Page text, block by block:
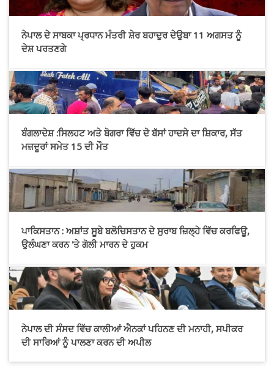
ਨੇਪਾਲ ਦੇ ਸਾਬਕਾ ਪ੍ਰਧਾਨ ਮੰਤਰੀ ਸ਼ੇਰ ਬਹਾਦੁਰ ਦੇਉਬਾ 11 ਅਗਸਤ ਨੂੰ
ਦੇਸ਼ ਪਰਤਣਗੇ
ਬੰਗਲਾਦੇਸ਼ :ਸਿਲਹਟ ਅਤੇ ਬੋਗਰਾ ਵਿੱਚ ਦੋ ਬੱਸਾਂ ਹਾਦਸੇ ਦਾ ਸ਼ਿਕਾਰ, ਸੱਤ
ਮਜ਼ਦੂਰਾਂ ਸਮੇਤ 15 ਦੀ ਮੌਤ
ਪਾਕਿਸਤਾਨ : ਅਸ਼ਾਂਤ ਸੂਬੇ ਬਲੋਚਿਸਤਾਨ ਦੇ ਸੁਰਾਬ ਜ਼ਿਲ੍ਹੇ ਵਿੱਚ ਕਰਫਿਊ,
ਉਲੰਘਣਾ ਕਰਨ 'ਤੇ ਗੋਲੀ ਮਾਰਨ ਦੇ ਹੁਕਮ
ਨੇਪਾਲ ਦੀ ਸੰਸਦ ਵਿੱਚ ਕਾਲੀਆਂ ਐਨਕਾਂ ਪਹਿਨਣ ਦੀ ਮਨਾਹੀ, ਸਪੀਕਰ
ਦੀ ਸਾਰਿਆਂ ਨੂੰ ਪਾਲਣਾ ਕਰਨ ਦੀ ਅਪੀਲ